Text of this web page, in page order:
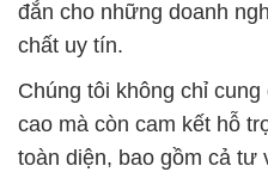
đắn cho những doanh
chất uy tín.
Chúng tôi không chỉ
cao mà còn cam kết hỗ
toàn diện, bao gồm cả tư